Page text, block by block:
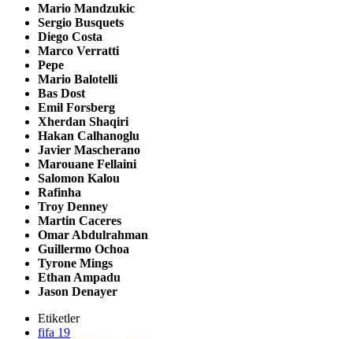
Mario Mandzukic
Sergio Busquets
Diego Costa
Marco Verratti
Pepe
Mario Balotelli
Bas Dost
Emil Forsberg
Xherdan Shaqiri
Hakan Calhanoglu
Javier Mascherano
Marouane Fellaini
Salomon Kalou
Rafinha
Troy Denney
Martin Caceres
Omar Abdulrahman
Guillermo Ochoa
Tyrone Mings
Ethan Ampadu
Jason Denayer
Etiketler
fifa 19